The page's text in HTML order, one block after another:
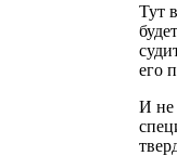
Тут
его
И не